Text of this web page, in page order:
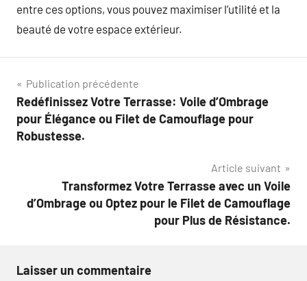
entre ces options, vous pouvez maximiser l’utilité et la
beauté de votre espace extérieur.
Navigation
de
l’article
Publication précédente
Redéfinissez Votre Terrasse: Voile d’Ombrage
pour Élégance ou Filet de Camouflage pour
Robustesse.
Article suivant
Transformez Votre Terrasse avec un Voile
d’Ombrage ou Optez pour le Filet de Camouflage
pour Plus de Résistance.
Laisser un commentaire